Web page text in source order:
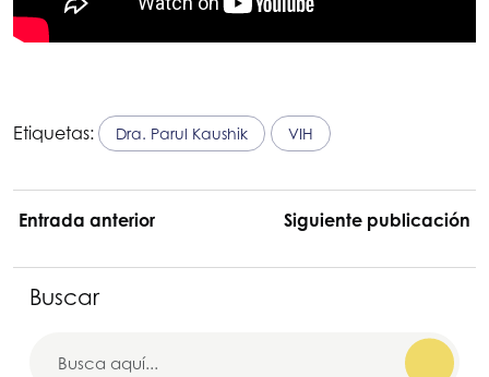
Etiquetas: Dra. Parul Kaushik VIH
Entrada anterior Siguiente publicación
Buscar